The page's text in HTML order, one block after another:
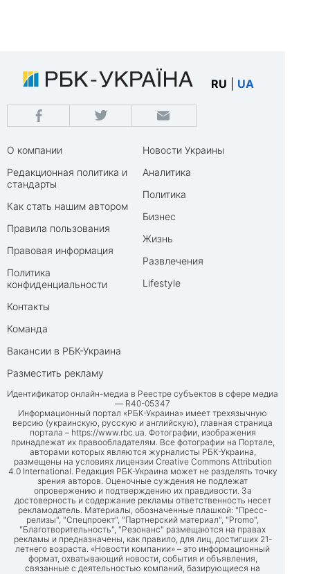
RU UA
О компании
Редакционная политика и
стандарты
Как стать нашим автором
Правила пользования
Правовая информация
Политика
конфиденциальности
Контакты
Команда
Вакансии в РБК-Украина
Разместить рекламу
Новости Украины
Аналитика
Политика
Бизнес
Жизнь
Развлечения
Lifestyle
Идентификатор онлайн-медиа в Реестре субъектов в сфере медиа
— R40-05347
Информационный портал «РБК-Украина» имеет трехязычную
версию (украинскую, русскую и английскую), главная страница
портала – https://www.rbc.ua. Фотографии, изображения
принадлежат их правообладателям. Все фотографии на Портале,
авторами которых являются журналисты РБК-Украина,
размещены на условиях лицензии Creative Commons Attribution
4.0 International. Редакция РБК-Украина может не разделять точку
зрения авторов. Оценочные суждения не подлежат
опровержению и подтверждению их правдивости. За
достоверность и содержание рекламы ответственность несет
рекламодатель. Материалы, обозначенные плашкой: "Пресс-
релизы", "Спецпроект", "Партнерский материал", "Promo",
"Благотворительность", "Резонанс" размещаются на правах
рекламы и предназначены, как правило, для лиц, достигших 21-
летнего возраста. «Новости компании» – это информационный
формат, охватывающий новости, события и объявления,
связанные с деятельностью компаний, базирующиеся на